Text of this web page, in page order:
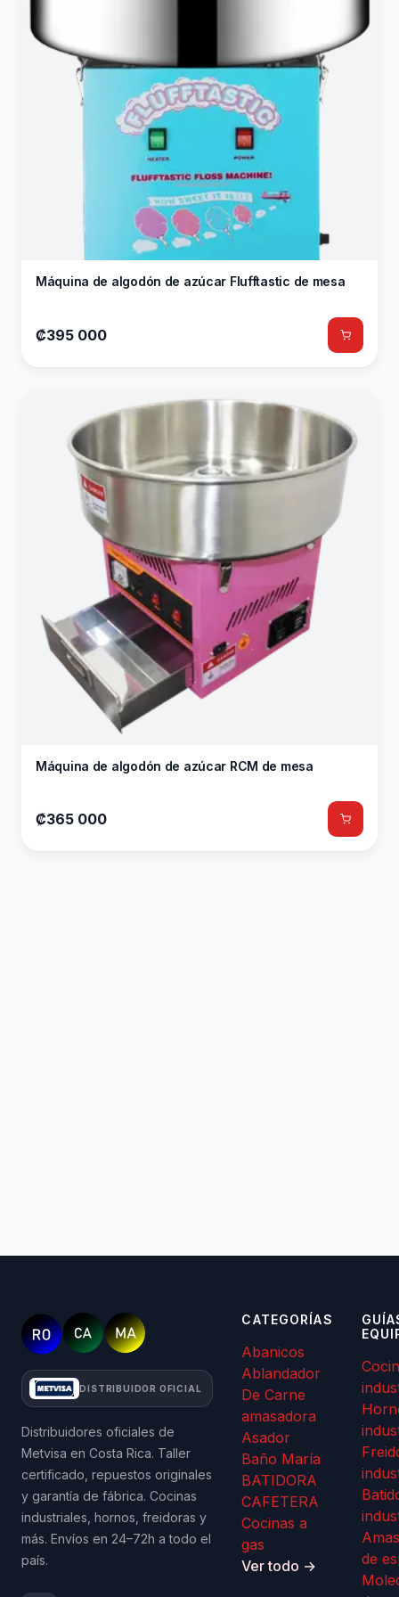
Máquina de algodón de azúcar Flufftastic de mesa
₡395 000
Máquina de algodón de azúcar RCM de mesa
₡365 000
DISTRIBUIDOR OFICIAL
Distribuidores oficiales de
Metvisa en Costa Rica. Taller
certificado, repuestos originales
y garantía de fábrica. Cocinas
industriales, hornos, freidoras y
más. Envíos en 24–72h a todo el
país.
CATEGORÍAS
Abanicos
Ablandador
De Carne
amasadora
Asador
Baño María
BATIDORA
CAFETERA
Cocinas a
gas
Ver todo →
de